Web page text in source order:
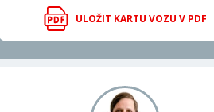
ULOŽIT KARTU VOZU V PDF